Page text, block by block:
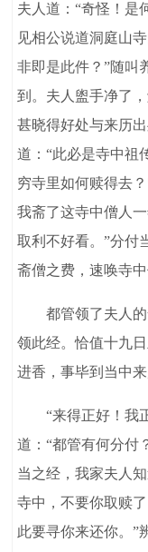
夫人道：“奇怪！是
见相公说道洞庭山
非即是此件？”随叫
到。夫人盥手净了
甚晓得好处与来历
道：“此必是寺中祖
穷寺里如何赎得去
我斋了这寺中僧人
取利不好看。”分付
斋僧之费，速唤寺
都管领了夫人的
领此经。恰值十九
进香，事毕到当中
“来得正好！我正
道：“都管有何分付
当之经，我家夫人
寺中，不要你取赎
此要寻你来还你。”